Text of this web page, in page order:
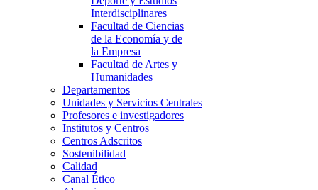
Interdisciplinares
Facultad de Ciencias
de la Economía y de
la Empresa
Facultad de Artes y
Humanidades
Departamentos
Unidades y Servicios Centrales
Profesores e investigadores
Institutos y Centros
Centros Adscritos
Sostenibilidad
Calidad
Canal Ético